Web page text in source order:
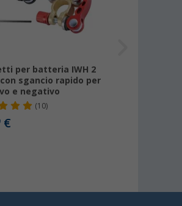
per batteria IWH 2
sgancio rapido per
e negativo
(10)
€